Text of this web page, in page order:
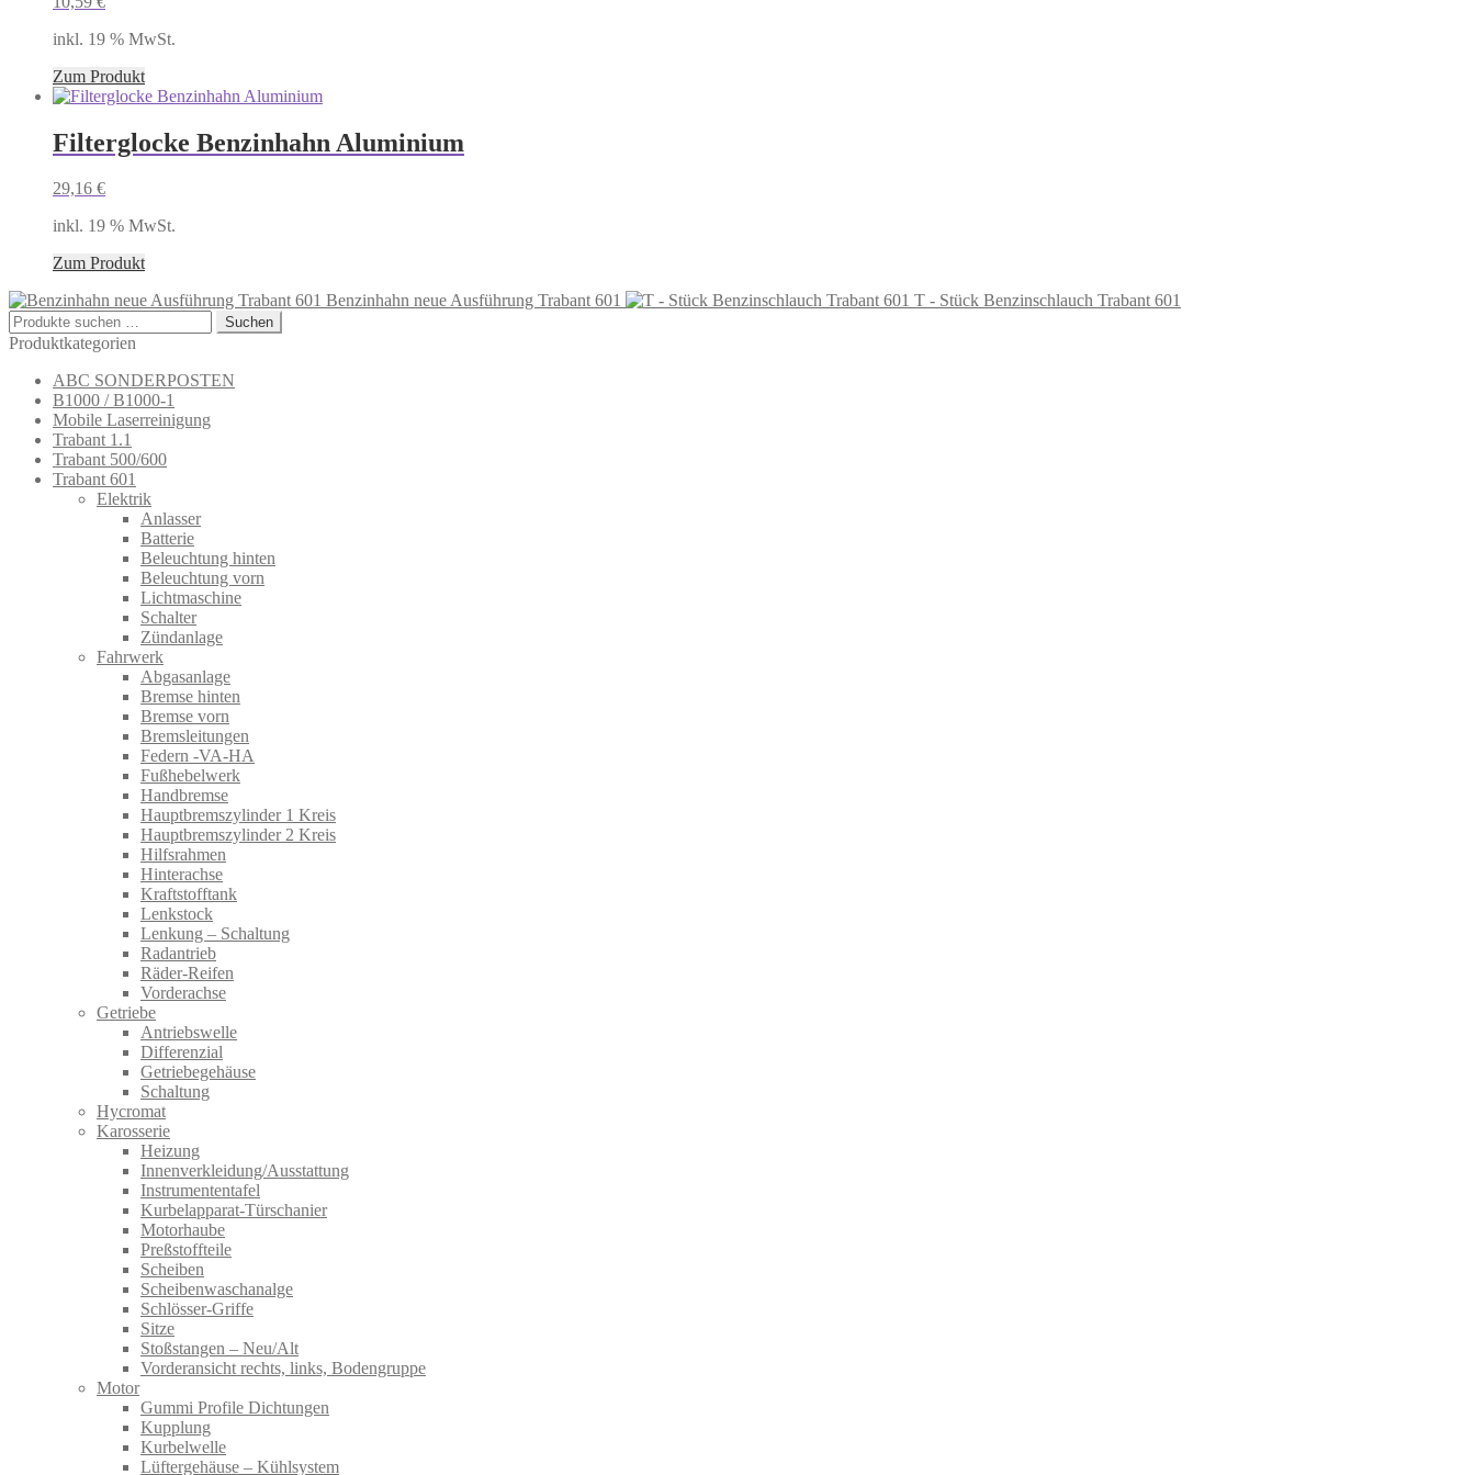
inkl. 19 % MwSt.
Zum Produkt
Filterglocke Benzinhahn Aluminium
29,16 €
inkl. 19 % MwSt.
Zum Produkt
Benzinhahn neue Ausführung Trabant 601
T - Stück Benzinschlauch Trabant 601
Suchen
nach:
Suchen
Produktkategorien
ABC SONDERPOSTEN
B1000 / B1000-1
Mobile Laserreinigung
Trabant 1.1
Trabant 500/600
Trabant 601
Elektrik
Anlasser
Batterie
Beleuchtung hinten
Beleuchtung vorn
Lichtmaschine
Schalter
Zündanlage
Fahrwerk
Abgasanlage
Bremse hinten
Bremse vorn
Bremsleitungen
Federn -VA-HA
Fußhebelwerk
Handbremse
Hauptbremszylinder 1 Kreis
Hauptbremszylinder 2 Kreis
Hilfsrahmen
Hinterachse
Kraftstofftank
Lenkstock
Lenkung – Schaltung
Radantrieb
Räder-Reifen
Vorderachse
Getriebe
Antriebswelle
Differenzial
Getriebegehäuse
Schaltung
Hycromat
Karosserie
Heizung
Innenverkleidung/Ausstattung
Instrumententafel
Kurbelapparat-Türschanier
Motorhaube
Preßstoffteile
Scheiben
Scheibenwaschanalge
Schlösser-Griffe
Sitze
Stoßstangen – Neu/Alt
Vorderansicht rechts, links, Bodengruppe
Motor
Gummi Profile Dichtungen
Kupplung
Kurbelwelle
Lüftergehäuse – Kühlsystem